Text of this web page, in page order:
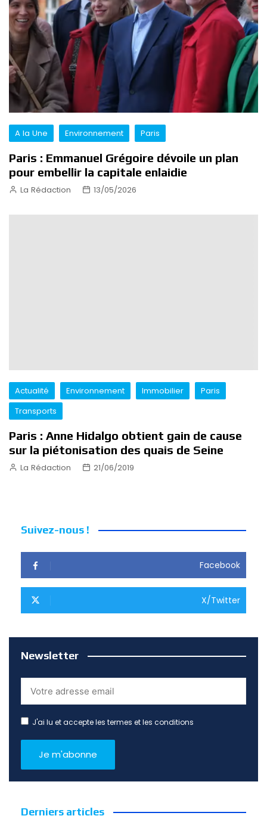
A la Une Environnement Paris
Paris : Emmanuel Grégoire dévoile un plan
pour embellir la capitale enlaidie
La Rédaction 13/05/2026
Actualité Environnement Immobilier
Paris
Transports
Paris : Anne Hidalgo obtient gain de cause
sur la piétonisation des quais de Seine
La Rédaction 21/06/2019
Suivez-nous !
Facebook
X/Twitter
Newsletter
J'ai lu et accepte les termes et les conditions
Derniers articles